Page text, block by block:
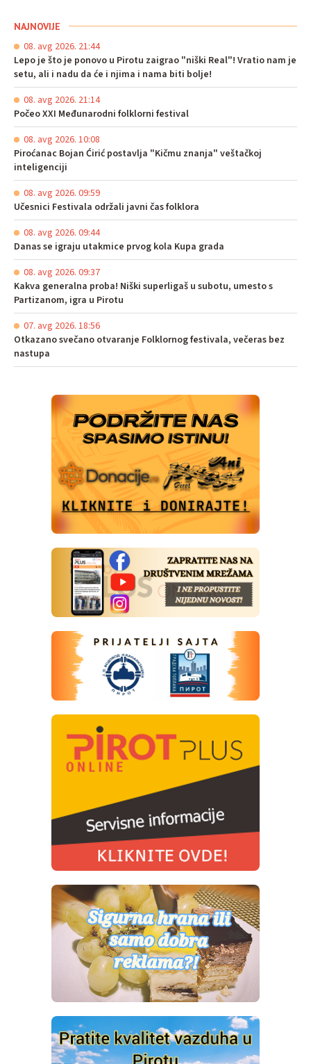
NAJNOVIJE
08. avg 2026. 21:44
Lepo je što je ponovo u Pirotu zaigrao "niški Real"! Vratio nam je
setu, ali i nadu da će i njima i nama biti bolje!
08. avg 2026. 21:14
Počeo XXI Međunarodni folklorni festival
08. avg 2026. 10:08
Piroćanac Bojan Ćirić postavlja "Kičmu znanja" veštačkoj
inteligenciji
08. avg 2026. 09:59
Učesnici Festivala održali javni čas folklora
08. avg 2026. 09:44
Danas se igraju utakmice prvog kola Kupa grada
08. avg 2026. 09:37
Kakva generalna proba! Niški superligaš u subotu, umesto s
Partizanom, igra u Pirotu
07. avg 2026. 18:56
Otkazano svečano otvaranje Folklornog festivala, večeras bez
nastupa